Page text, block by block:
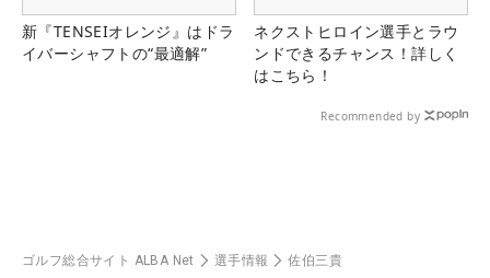
新『TENSEIオレンジ』はドラ
イバーシャフトの“最適解”
ネクストヒロイン選手とラウ
ンドできるチャンス！詳しく
はこちら！
Recommended by
ゴルフ総合サイト ALBA Net 選手情報 佐伯三貴